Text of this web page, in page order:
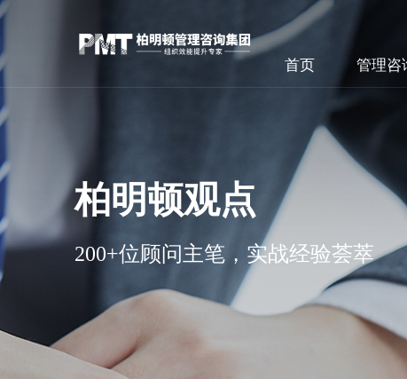
首页 管理咨
柏明顿观点
200+位顾问主笔，实战经验荟萃